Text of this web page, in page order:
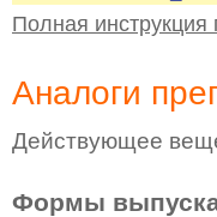
Полная
Аналоги
Действующее
Формы